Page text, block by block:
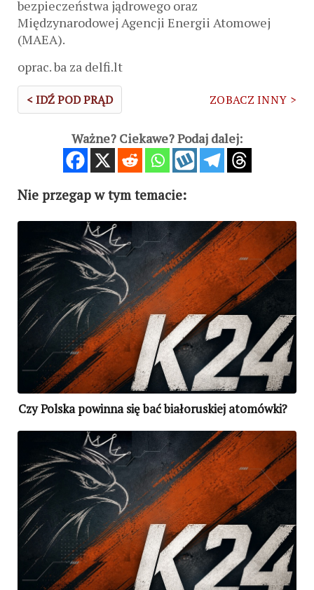
bezpieczeństwa jądrowego oraz
Międzynarodowej Agencji Energii Atomowej
(MAEA).
oprac. ba za delfi.lt
< IDŹ POD PRĄD ZOBACZ INNY >
Ważne? Ciekawe? Podaj dalej:
Nie przegap w tym temacie:
Czy Polska powinna się bać białoruskiej atomówki?